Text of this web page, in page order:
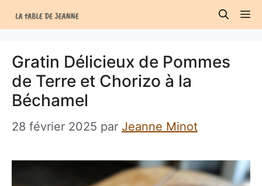
au
Gratin Délicieux de Pommes
de Terre et Chorizo à la
Béchamel
28 février 2025 par Jeanne Minot